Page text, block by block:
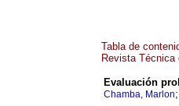
Tabla de
Revista
Evaluación
Chamba, Marlon;